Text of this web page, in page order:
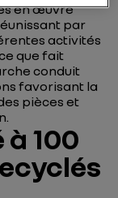
en œuvre
par
activités
que fait
conduit
favorisant la
pièces et
100